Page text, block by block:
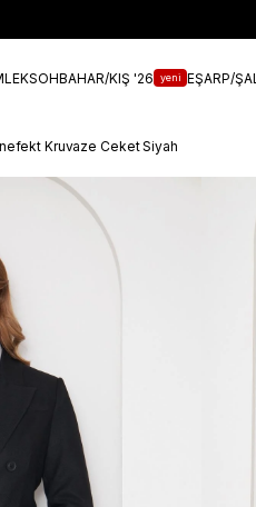
SOHBAHAR/KIŞ '26 yeni EŞARP/ŞAL
Kruvaze Ceket Siyah